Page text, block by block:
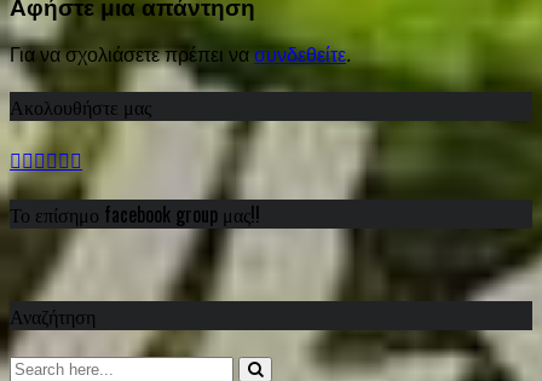
Αφήστε μια απάντηση
Για να σχολιάσετε πρέπει να συνδεθείτε.
Ακολουθήστε μας
Το επίσημο facebook group μας!!
Αναζήτηση